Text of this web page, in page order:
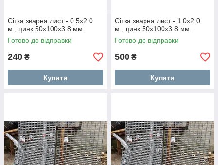
Сітка зварна лист - 0.5х2.0
м., цинк 50х100х3.8 мм.
Готово до відправки
240 ₴
Купити
Сітка зварна лист - 1.0х2 0
м., цинк 50х100х3.8 мм.
Готово до відправки
500 ₴
Купити